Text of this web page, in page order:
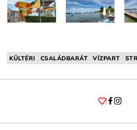
KÜLTÉRI CSALÁDBARÁT VÍZPART